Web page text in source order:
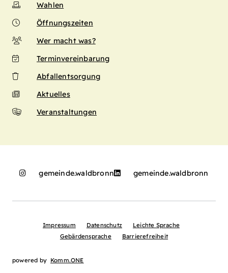
Wahlen
Öffnungszeiten
Wer macht was?
Terminvereinbarung
Abfallentsorgung
Aktuelles
Veranstaltungen
gemeinde.waldbronn gemeinde.waldbronn
Impressum Datenschutz
Leichte Sprache
Gebärdensprache
Barrierefreiheit
powered by Komm.ONE